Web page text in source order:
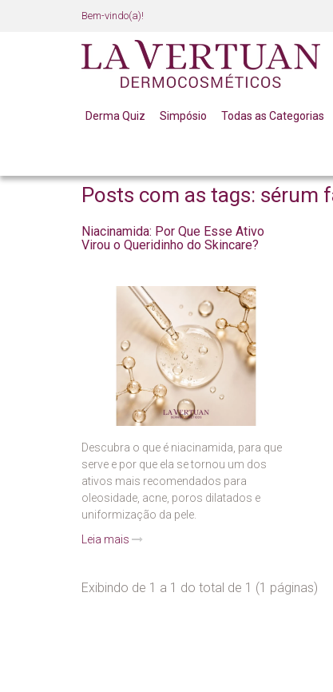
Bem-vindo(a)!
Derma Quiz Simpósio Todas as Categorias
Posts com as tags: sérum
Niacinamida: Por Que Esse Ativo
Virou o Queridinho do Skincare?
Descubra o que é niacinamida, para que
serve e por que ela se tornou um dos
ativos mais recomendados para
oleosidade, acne, poros dilatados e
uniformização da pele.
Leia mais
Exibindo de 1 a 1 do total de 1 (1 páginas)